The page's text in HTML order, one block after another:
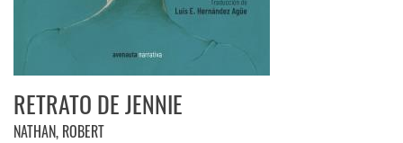
RETRATO DE JENNIE
NATHAN, ROBERT